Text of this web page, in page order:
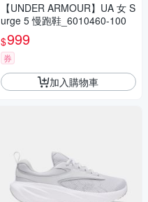
【UNDER ARMOUR】UA 女 S
urge 5 慢跑鞋_6010460-100
$999
券
加入購物車